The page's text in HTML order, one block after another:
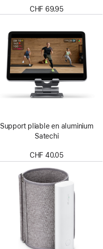
CHF 69.95
Support pliable en aluminium
Satechi
CHF 40.05